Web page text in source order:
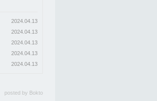
2024.04.13
2024.04.13
2024.04.13
2024.04.13
2024.04.13
posted by Bokto